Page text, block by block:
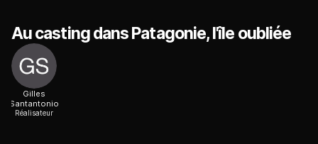
Au casting dans Patagonie, l'île oubliée
Gilles
Santantonio
Réalisateur